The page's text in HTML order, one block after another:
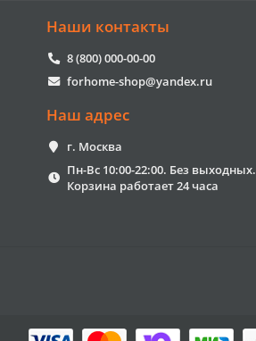
Наши контакты
8 (800) 000-00-00
forhome-shop@yandex.ru
Наш адрес
г. Москва
Пн-Вс 10:00-22:00. Без выходных.
Корзина работает 24 часа